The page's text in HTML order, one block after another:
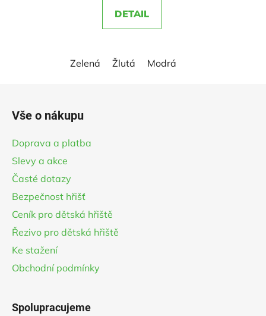
z
DETAIL
Zelená Žlutá Modrá
Vše o nákupu
Doprava a platba
Slevy a akce
Časté dotazy
Bezpečnost hřišť
Ceník pro dětská hřiště
Řezivo pro dětská hřiště
Ke stažení
Obchodní podmínky
Spolupracujeme